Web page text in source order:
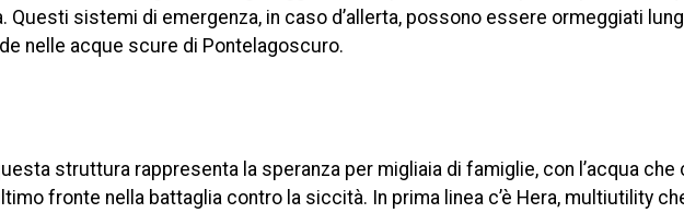
Questi sistemi di emergenza, in caso d’allerta, possono essere ormeggiati
nelle acque scure di Pontelagoscuro.
struttura rappresenta la speranza per migliaia di famiglie, con l’acqua che
fronte nella battaglia contro la siccità. In prima linea c’è Hera, multiutility